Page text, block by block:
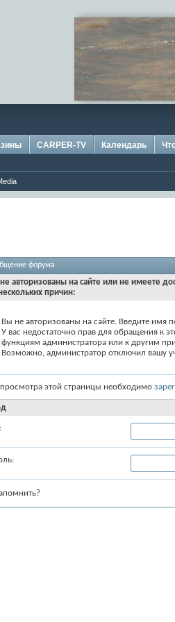
CARPER-TV Календарь
форума
авторизованы на сайте или не имеете
причин:
Вы не авторизованы на сайте. Введите имя
У вас недостаточно прав для обращения к
функциям администратора или к другим
Возможно, администратор отключил вашу
этой страницы необходимо